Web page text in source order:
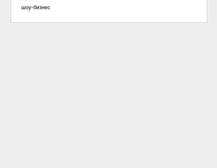
шоу-бизнес